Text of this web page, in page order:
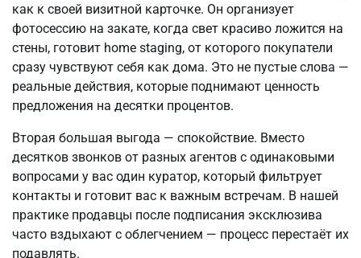
как к своей визитной карточке. Он организует
фотосессию на закате, когда свет красиво ложится на
стены, готовит home staging, от которого покупатели
сразу чувствуют себя как дома. Это не пустые слова —
реальные действия, которые поднимают ценность
предложения на десятки процентов.
Вторая большая выгода — спокойствие. Вместо
десятков звонков от разных агентов с одинаковыми
вопросами у вас один куратор, который фильтрует
контакты и готовит вас к важным встречам. В нашей
практике продавцы после подписания эксклюзива
часто вздыхают с облегчением — процесс перестаёт их
подавлять.